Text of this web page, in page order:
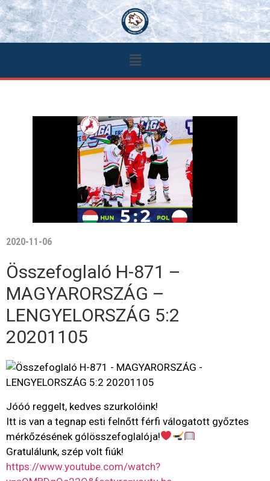
2020-11-06
Összefoglaló H-871 –
MAGYARORSZÁG –
LENGYELORSZÁG 5:2
20201105
Jóóó reggelt, kedves szurkolóink!
Itt is van a tegnap esti felnőtt férfi válogatott győztes
mérkőzésének gólösszefoglalója!
Gratulálunk, szép volt fiúk!
https://www.youtube.com/watch?